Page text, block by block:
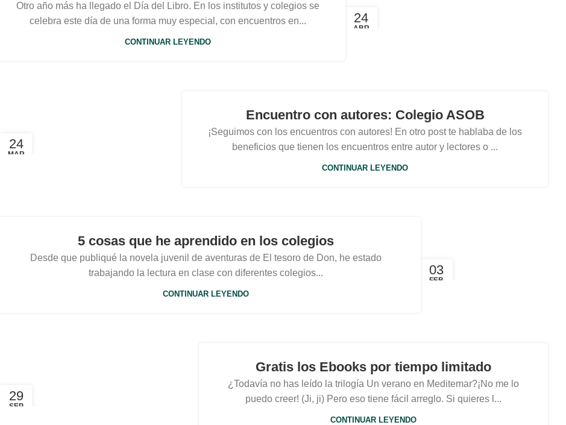
24
ABR
Otro año más ha llegado el Día del Libro. En los institutos y colegios se
celebra este día de una forma muy especial, con encuentros en...
CONTINUAR LEYENDO
24
MAR
Encuentro con autores: Colegio ASOB
¡Seguimos con los encuentros con autores! En otro post te hablaba de los
beneficios que tienen los encuentros entre autor y lectores o ...
CONTINUAR LEYENDO
03
FEB
5 cosas que he aprendido en los colegios
Desde que publiqué la novela juvenil de aventuras de El tesoro de Don, he estado
trabajando la lectura en clase con diferentes colegios...
CONTINUAR LEYENDO
29
SEP
Gratis los Ebooks por tiempo limitado
¿Todavía no has leído la trilogía Un verano en Meditemar?¡No me lo
puedo creer! (Ji, ji) Pero eso tiene fácil arreglo. Si quieres l...
CONTINUAR LEYENDO